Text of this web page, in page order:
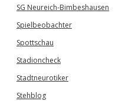
SG Neureich-Bimbeshausen
Spielbeobachter
Spottschau
Stadioncheck
Stadtneurotiker
Stehblog